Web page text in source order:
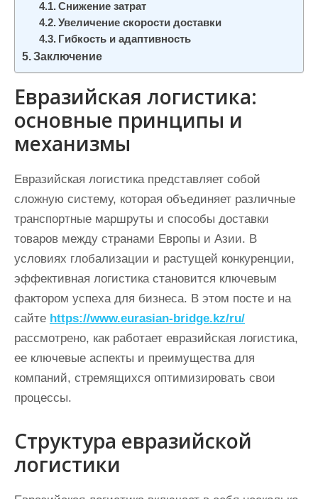
Снижение затрат
Увеличение скорости доставки
Гибкость и адаптивность
Заключение
Евразийская логистика:
основные принципы и
механизмы
Евразийская логистика представляет собой
сложную систему, которая объединяет различные
транспортные маршруты и способы доставки
товаров между странами Европы и Азии. В
условиях глобализации и растущей конкуренции,
эффективная логистика становится ключевым
фактором успеха для бизнеса. В этом посте и на
сайте https://www.eurasian-bridge.kz/ru/
рассмотрено, как работает евразийская логистика,
ее ключевые аспекты и преимущества для
компаний, стремящихся оптимизировать свои
процессы.
Структура евразийской
логистики